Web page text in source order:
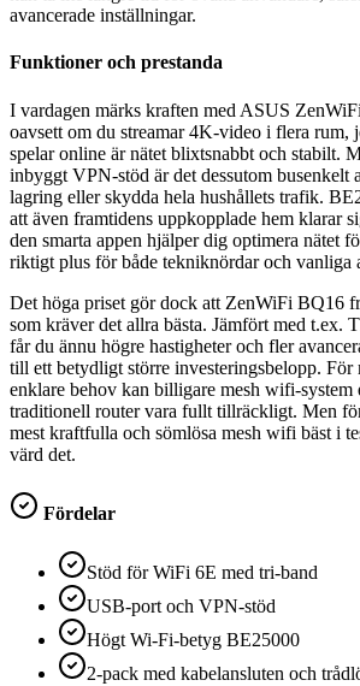
avancerade inställningar.
Funktioner och prestanda
I vardagen märks kraften med ASUS
oavsett om du streamar 4K-video i flera rum,
spelar online är nätet blixtsnabbt och stabilt.
inbyggt VPN-stöd är det dessutom busenkelt
lagring eller skydda hela hushållets trafik.
att även framtidens uppkopplade hem klarar
den smarta appen hjälper dig optimera nätet
riktigt plus för både tekniknördar och vanliga
Det höga priset gör dock att ZenWiFi BQ16
som kräver det allra bästa. Jämfört med t.ex.
får du ännu högre hastigheter och fler
till ett betydligt större investeringsbelopp. För
enklare behov kan billigare mesh wifi-system
traditionell router vara fullt tillräckligt. Men
mest kraftfulla och sömlösa mesh wifi bäst i
värd det.
Fördelar
Stöd för WiFi 6E med tri-band
USB-port och VPN-stöd
Högt Wi-Fi-betyg BE25000
2-pack med kabelansluten och